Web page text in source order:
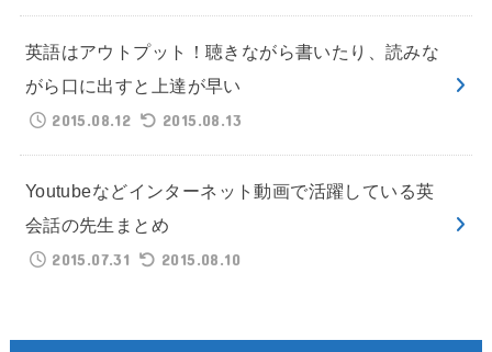
英語はアウトプット！聴きながら書いたり、読みな
がら口に出すと上達が早い
2015.08.12
2015.08.13
Youtubeなどインターネット動画で活躍している英
会話の先生まとめ
2015.07.31
2015.08.10